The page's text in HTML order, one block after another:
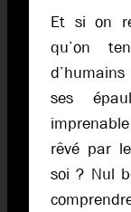
Et si on
qu’on
ses
rêvé par
soi ? Nul